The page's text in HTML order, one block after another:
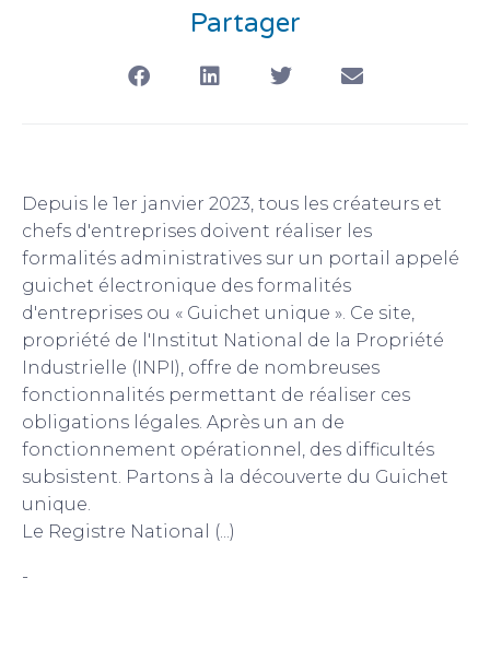
Partager
Depuis le 1er janvier 2023, tous les créateurs et
chefs d'entreprises doivent réaliser les
formalités administratives sur un portail appelé
guichet électronique des formalités
d'entreprises ou « Guichet unique ». Ce site,
propriété de l'Institut National de la Propriété
Industrielle (INPI), offre de nombreuses
fonctionnalités permettant de réaliser ces
obligations légales. Après un an de
fonctionnement opérationnel, des difficultés
subsistent. Partons à la découverte du Guichet
unique.
Le Registre National (...)
-